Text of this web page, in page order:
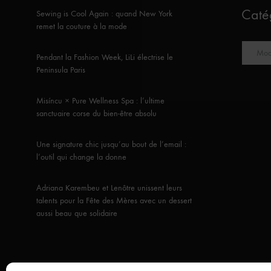
Sewing is Cool Again : quand New York
remet la couture à la mode
Pendant la Fashion Week, LiLi électrise le
Peninsula Paris
Misíncu × Pure Wellness Spa : l’ultime
sanctuaire corse du bien-être absolu
Une signature chic jusqu’au bout de l’email :
l’outil qui change la donne
Adriana Karembeu et Lenôtre unissent leurs
talents pour la Fête des Mères avec un dessert
aussi beau que solidaire